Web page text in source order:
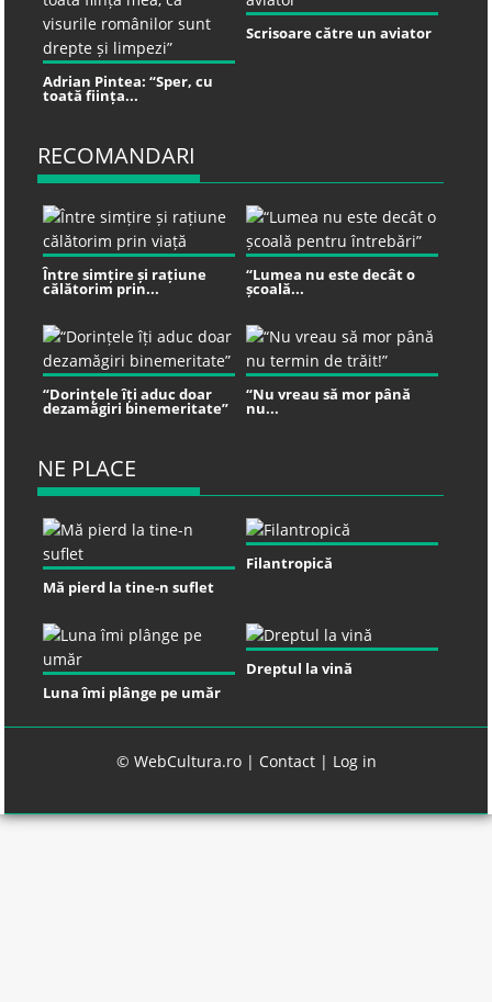
Adrian Pintea: “Sper, cu
toată ființa...
Scrisoare către un aviator
RECOMANDARI
Între simțire și rațiune
călătorim prin...
“Lumea nu este decât o
școală...
“Dorințele îți aduc doar
dezamăgiri binemeritate”
“Nu vreau să mor până
nu...
NE PLACE
Mă pierd la tine-n suflet
Filantropică
Luna îmi plânge pe umăr
Dreptul la vină
© WebCultura.ro | Contact| Log in